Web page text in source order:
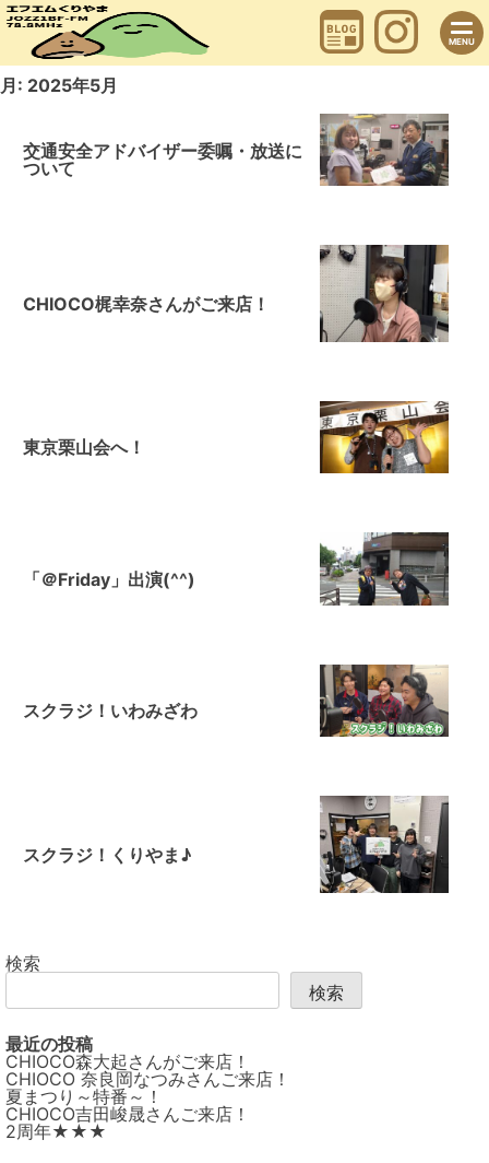
Skip
to
content
MENU
月: 2025年5月
交通安全アドバイザー委嘱・放送に
ついて
CHIOCO梶幸奈さんがご来店！
東京栗山会へ！
「＠Friday」出演(^^)
スクラジ！いわみざわ
スクラジ！くりやま♪
検索
検索
最近の投稿
CHIOCO森大起さんがご来店！
CHIOCO 奈良岡なつみさんご来店！
夏まつり～特番～！
CHIOCO吉田峻晟さんご来店！
2周年★★★